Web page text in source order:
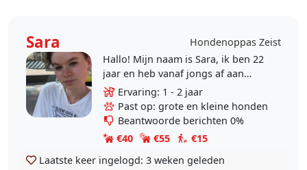
Sara
Hondenoppas Zeist
Hallo! Mijn naam is Sara, ik ben 22
jaar en heb vanaf jongs af aan
honden thuis gehad en ben altijd
omringd door dieren, zoals
honden, katten,..
Ervaring: 1 - 2 jaar
Past op: grote en kleine honden
Beantwoorde berichten 0%
€40
€55
€15
Laatste keer ingelogd: 3 weken geleden